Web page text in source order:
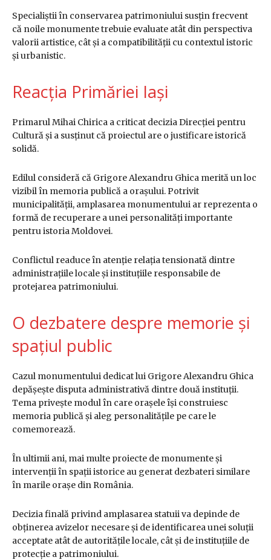
Specialiștii în conservarea patrimoniului susțin frecvent
că noile monumente trebuie evaluate atât din perspectiva
valorii artistice, cât și a compatibilității cu contextul istoric
și urbanistic.
Reacția Primăriei Iași
Primarul Mihai Chirica a criticat decizia Direcției pentru
Cultură și a susținut că proiectul are o justificare istorică
solidă.
Edilul consideră că Grigore Alexandru Ghica merită un loc
vizibil în memoria publică a orașului. Potrivit
municipalității, amplasarea monumentului ar reprezenta o
formă de recuperare a unei personalități importante
pentru istoria Moldovei.
Conflictul readuce în atenție relația tensionată dintre
administrațiile locale și instituțiile responsabile de
protejarea patrimoniului.
O dezbatere despre memorie și
spațiul public
Cazul monumentului dedicat lui Grigore Alexandru Ghica
depășește disputa administrativă dintre două instituții.
Tema privește modul în care orașele își construiesc
memoria publică și aleg personalitățile pe care le
comemorează.
În ultimii ani, mai multe proiecte de monumente și
intervenții în spații istorice au generat dezbateri similare
în marile orașe din România.
Decizia finală privind amplasarea statuii va depinde de
obținerea avizelor necesare și de identificarea unei soluții
acceptate atât de autoritățile locale, cât și de instituțiile de
protecție a patrimoniului.